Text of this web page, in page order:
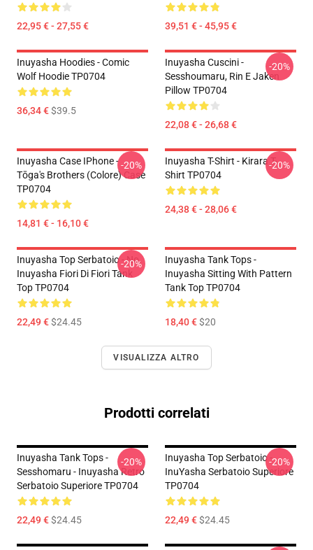
22,95 € - 27,55 € 39,51 € - 45,95 €
Inuyasha Hoodies - Comic
Wolf Hoodie TP0704
36,34 €$39.5
Inuyasha Cuscini -
Sesshoumaru, Rin E Jaken
Pillow TP0704
22,08 € - 26,68 €
-20%
Inuyasha Case IPhone -
Tōga's Brothers (colore) Case
TP0704
14,81 € - 16,10 €
-20%
Inuyasha T-Shirt - Kirara T-
Shirt TP0704
24,38 € - 28,06 €
-20%
Inuyasha Top Serbatoio - No.
Inuyasha Fiori Di Fiori Tank
Top TP0704
22,49 €$24.45
-20%
Inuyasha Tank Tops -
Inuyasha Sitting With Pattern
Tank Top TP0704
18,40 €$20
VISUALIZZA ALTRO
Prodotti correlati
Inuyasha Tank Tops -
Sesshomaru - Inuyasha Retro
Serbatoio Superiore TP0704
22,49 €$24.45
-20%
Inuyasha Top Serbatoio -
InuYasha Serbatoio Superiore
TP0704
22,49 €$24.45
-20%